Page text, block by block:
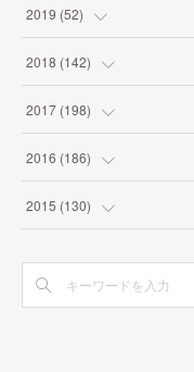
2019 (52)
(1)
(2)
(2)
(7)
(6)
2018 (142)
(4)
(9)
(10
(17)
2017 (198)
(10
(19
(11
2016 (186)
(9)
(
2015 (130)
(